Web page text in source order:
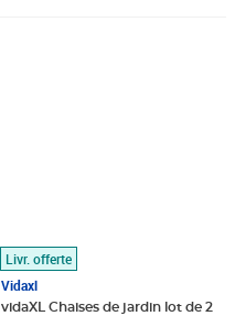
Livr. offerte
Vidaxl
vidaXL Chaises de jardin lot de 2